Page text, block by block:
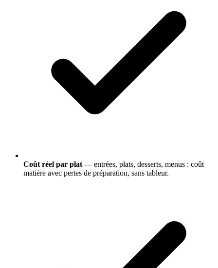
Coût réel par plat— entrées, plats, desserts, menus : coût
matière avec pertes de préparation, sans tableur.